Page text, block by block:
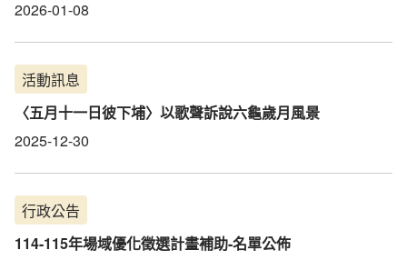
2026-01-08
活動訊息
〈五月十一日彼下埔〉以歌聲訴說六龜歲月風景
2025-12-30
行政公告
114-115年場域優化徵選計畫補助-名單公佈